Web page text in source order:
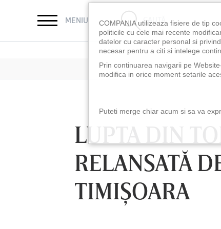
MENIU CAUTĂ
LUPTA DIN
RELANSATĂ
TIMIŞOARA
COMPANIA utilizeaza fisiere de tip
politicile cu cele mai recente
datelor cu caracter personal si
necesar pentru a citi si intelege
Prin continuarea navigarii pe
modifica in orice moment setarile
Puteti merge chiar acum si sa va